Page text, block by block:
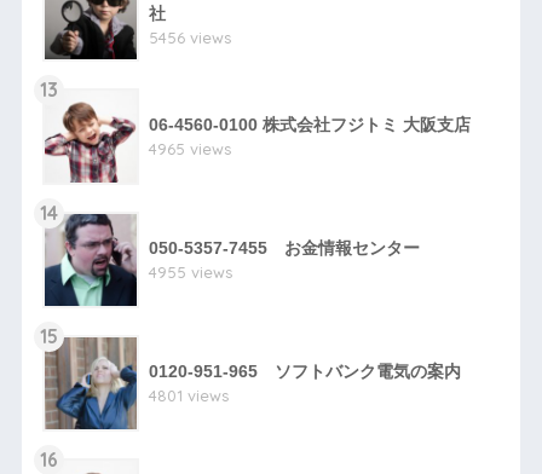
社
5456 views
13
06-4560-0100 株式会社フジトミ 大阪支店
4965 views
14
050-5357-7455 お金情報センター
4955 views
15
0120-951-965 ソフトバンク電気の案内
4801 views
16